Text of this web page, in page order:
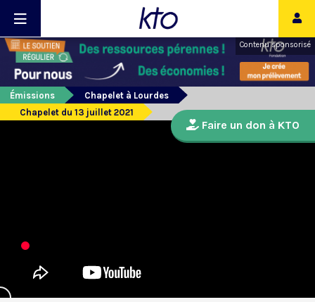
Contenu sponsorisé
Émissions
Chapelet à Lourdes
Chapelet du 13 juillet 2021
Faire un don à KTO